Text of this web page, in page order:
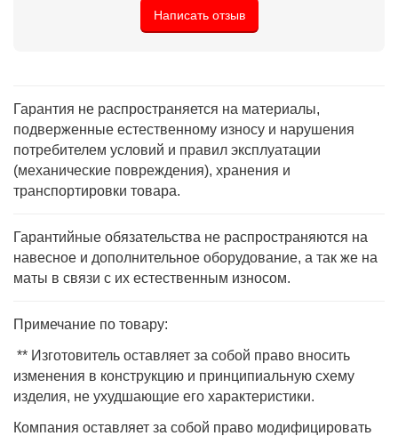
Написать отзыв
Гарантия не распространяется на материалы,
подверженные естественному износу и нарушения
потребителем условий и правил эксплуатации
(механические повреждения), хранения и
транспортировки товара.
Гарантийные обязательства не распространяются на
навесное и дополнительное оборудование, а так же на
маты в связи с их естественным износом.
Примечание по товару:
** Изготовитель оставляет за собой право вносить
изменения в конструкцию и принципиальную схему
изделия, не ухудшающие его характеристики.
Компания оставляет за собой право модифицировать